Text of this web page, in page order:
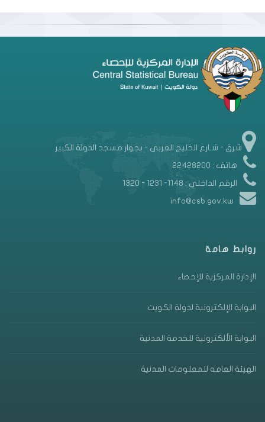
شرق - شـارع الخليج العربى - بجوار مسجد الدولة الكبير
هاتف : 22428200
الرقم الداخلي : 1148- 1231 - 1320
info@csb.gov.kw
روابط هامة
الإدارة المركزية للإحصاء
البوابة الإلكترونية لدولة الكويت
البوابة الألكترونية للخدمة المدنية
الهيئة العامه للمعلومات المدنية